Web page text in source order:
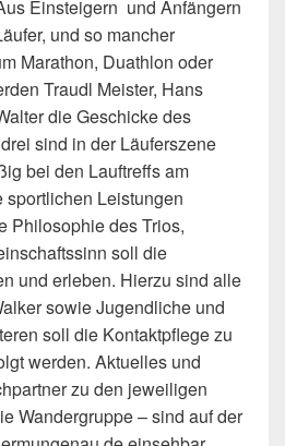
Einsteigern und Anfängern
und so mancher
Marathon, Duathlon oder
Traudl Meister, Hans
die Geschicke des
sind in der Läuferszene
bei den Lauftreffs am
Leistungen
Philosophie des Trios,
soll die
und erleben. Hierzu sind alle
sowie Jugendliche und
soll die Kontaktpflege zu
werden. Aktuelles und
zu den jeweiligen
Wandergruppe – sind auf der